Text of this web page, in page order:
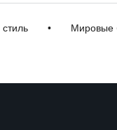
• Мировые